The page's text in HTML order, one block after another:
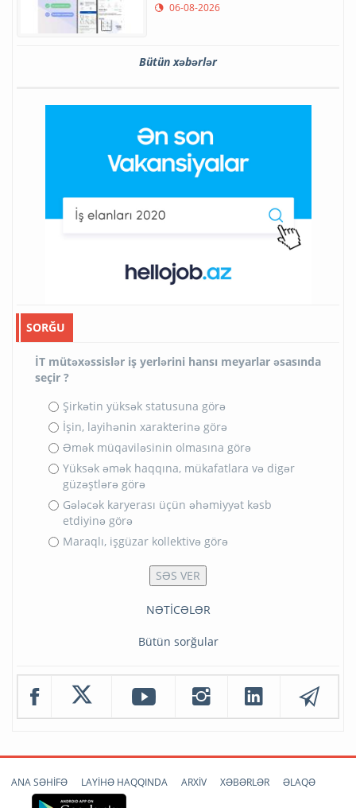
06-08-2026
Bütün xəbərlər
SORĞU
İT mütəxəssislər iş yerlərini hansı meyarlar əsasında
seçir ?
Şirkətin yüksək statusuna görə
İşin, layihənin xarakterinə görə
Əmək müqaviləsinin olmasına görə
Yüksək əmək haqqına, mükafatlara və digər
güzəştlərə görə
Gələcək karyerası üçün əhəmiyyət kəsb
etdiyinə görə
Maraqlı, işgüzar kollektivə görə
NƏTİCƏLƏR
Bütün sorğular
ANA SƏHİFƏ LAYİHƏ HAQQINDA ARXİV XƏBƏRLƏR ƏLAQƏ